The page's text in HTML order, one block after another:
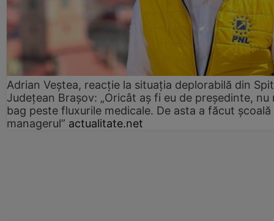
Adrian Veștea, reacție la situația deplorabilă din
Județean Brașov: „Oricât aș fi eu de președinte, nu
bag peste fluxurile medicale. De asta a făcut școală
managerul” actualitate.net